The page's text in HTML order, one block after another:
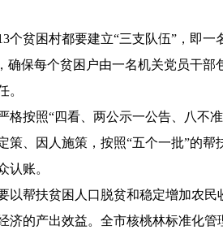
个贫困村都要建立“三支队伍”，即
确保每个贫困户由一名机关党员干
。
格按照“四看、两公示一公告、八不
策、因人施策，按照“五个一批”的
认账。
以帮扶贫困人口脱贫和稳定增加农
济的产出效益。全市核桃林标准化